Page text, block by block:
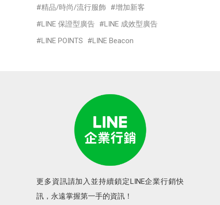
精品/時尚/流行服飾
增加新客
LINE 保證型廣告
LINE 成效型廣告
LINE POINTS
LINE Beacon
更多資訊請加入並持續鎖定LINE企業行銷快
訊，永遠掌握第一手的資訊！